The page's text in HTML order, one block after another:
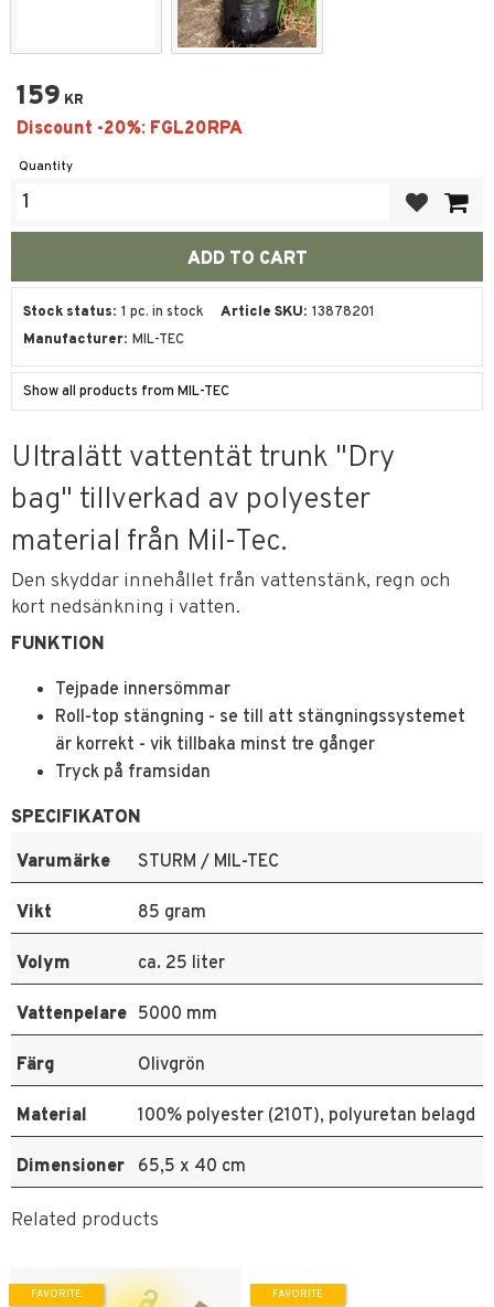
159 KR
Quantity
Stock status 1 pc. in stock Article SKU 13878201
Manufacturer MIL-TEC
Show all products from MIL-TEC
Ultralätt vattentät trunk "Dry
bag" tillverkad av polyester
material från Mil-Tec.
Den skyddar innehållet från vattenstänk, regn och
kort nedsänkning i vatten.
FUNKTION
Tejpade innersömmar
Roll-top stängning - se till att stängningssystemet
är korrekt - vik tillbaka minst tre gånger
Tryck på framsidan
SPECIFIKATON
Varumärke
STURM / MIL-TEC
Vikt 85 gram
Volym ca. 25 liter
Vattenpelare 5000 mm
Färg Olivgrön
Material 100% polyester (210T), polyuretan belagd
Dimensioner 65,5 x 40 cm
Related products
FAVORITE FAVORITE